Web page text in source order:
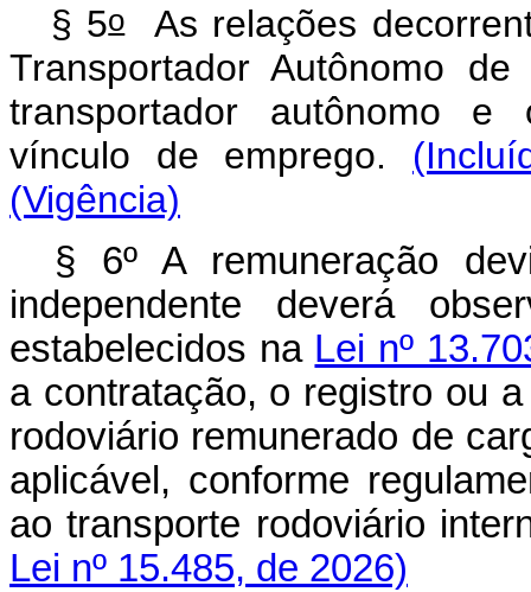
§ 5oAs relações
Transportador Autônomo
transportador autônomo e
vínculo de emprego.
(Vigência)
§ 6º A remuneração
independente deverá
estabelecidos na Lei nº
a contratação, o registro ou
rodoviário remunerado de
aplicável, conforme
ao transporte rodoviário
Lei nº 15.485, de 2026)